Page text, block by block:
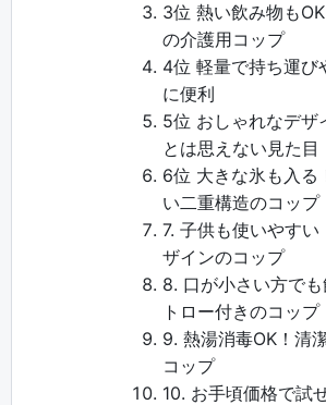
3位 熱い飲み物も
の介護用コップ
4位 軽量で持ち運び
に便利
5位 おしゃれなデザ
とは思えない見た目
6位 大きな氷も入る
い二重構造のコップ
7. 子供も使いやす
ザインのコップ
8. 口が小さい方で
トロー付きのコップ
9. 熱湯消毒OK！清
コップ
10. お手頃価格で試